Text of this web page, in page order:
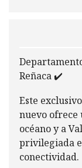
Reñaca ✔️
Este
nuevo ofrece
océano y a
privilegiada
conectividad.